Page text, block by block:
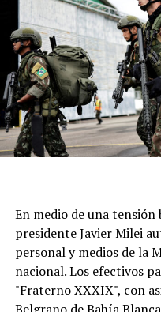
En medio de una
presidente Javier Milei
personal y medios de la
nacional. Los efectivos
"Fraterno XXXIX", con